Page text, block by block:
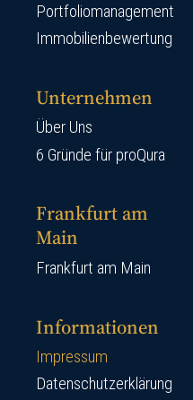
Portfoliomanagement
Immobilienbewertung
Unternehmen
Über Uns
6 Gründe für proQura
Frankfurt am
Main
Frankfurt am Main
Informationen
Impressum
Datenschutzerklärung